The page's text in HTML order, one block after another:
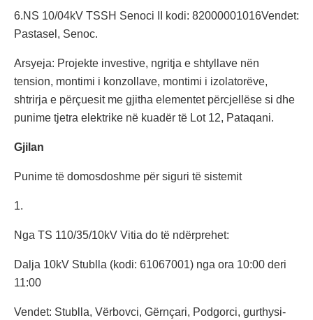
6.NS 10/04kV TSSH Senoci II kodi: 82000001016Vendet:
Pastasel, Senoc.
Arsyeja: Projekte investive, ngritja e shtyllave nën
tension, montimi i konzollave, montimi i izolatorëve,
shtrirja e përçuesit me gjitha elementet përcjellëse si dhe
punime tjetra elektrike në kuadër të Lot 12, Pataqani.
Gjilan
Punime të domosdoshme për siguri të sistemit
1.
Nga TS 110/35/10kV Vitia do të ndërprehet:
Dalja 10kV Stublla (kodi: 61067001) nga ora 10:00 deri
11:00
Vendet: Stublla, Vërbovci, Gërnçari, Podgorci, gurthysi-